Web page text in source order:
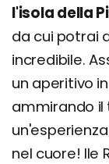
l'isola della
da cui potrai
incredibile.
un aperitivo
ammirando il
nel cuore! Ile